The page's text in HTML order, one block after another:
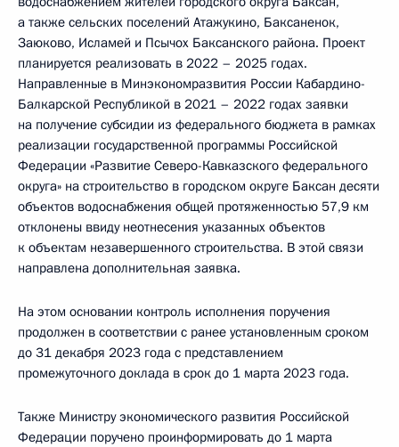
а также сельских поселений Атажукино, Баксаненок,
Заюково, Исламей и Псычох Баксанского района. Проект
планируется реализовать в 2022 – 2025 годах.
Направленные в Минэкономразвития России Кабардино-
Балкарской Республикой в 2021 – 2022 годах заявки
на получение субсидии из федерального бюджета в рамках
реализации государственной программы Российской
Федерации «Развитие Северо-Кавказского федерального
округа» на строительство в городском округе Баксан десяти
объектов водоснабжения общей протяженностью 57,9 км
отклонены ввиду неотнесения указанных объектов
к объектам незавершенного строительства. В этой связи
направлена дополнительная заявка.
На этом основании контроль исполнения поручения
продолжен в соответствии с ранее установленным сроком
до 31 декабря 2023 года с представлением
промежуточного доклада в срок до 1 марта 2023 года.
Также Министру экономического развития Российской
Федерации поручено проинформировать до 1 марта